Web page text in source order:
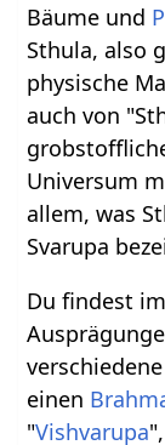
Bäume und
Sthula, also
physische
auch von
Universum
allem, was
Svarupa
Du findest
einen
"Vishvarupa